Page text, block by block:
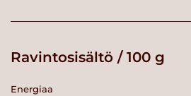
Ravintosisältö / 100 g
Energiaa